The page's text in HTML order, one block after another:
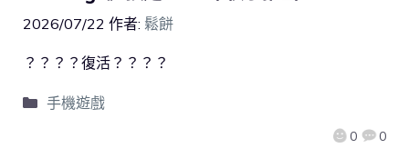
2026/07/22 作者: 鬆餅
0 0
？？？？復活？？？？
手機遊戲